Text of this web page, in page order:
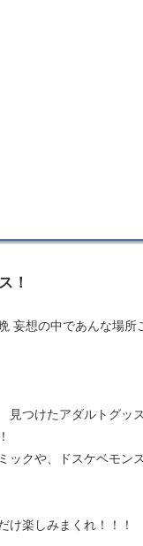
！
妄想の中であんな場
つけたアダルトグ
ックや、ドスケベモン
け楽しみまくれ！！！